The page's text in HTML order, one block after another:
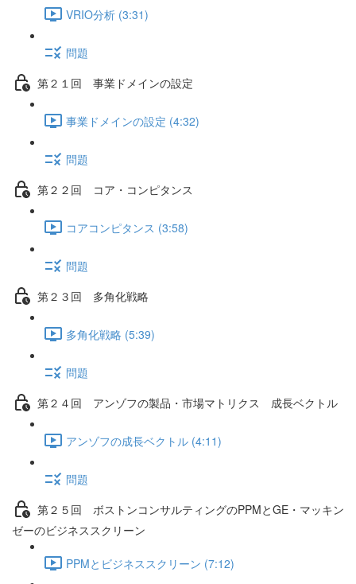
VRIO分析 (3:31)
問題
第２１回 事業ドメインの設定
事業ドメインの設定 (4:32)
問題
第２２回 コア・コンピタンス
コアコンピタンス (3:58)
問題
第２３回 多角化戦略
多角化戦略 (5:39)
問題
第２４回 アンゾフの製品・市場マトリクス 成長ベクトル
アンゾフの成長ベクトル (4:11)
問題
第２５回 ボストンコンサルティングのPPMとGE・マッキン
ゼーのビジネススクリーン
PPMとビジネススクリーン (7:12)